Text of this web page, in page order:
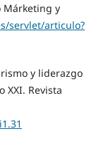
Márketing y
servlet/articulo?
y liderazgo
Revista